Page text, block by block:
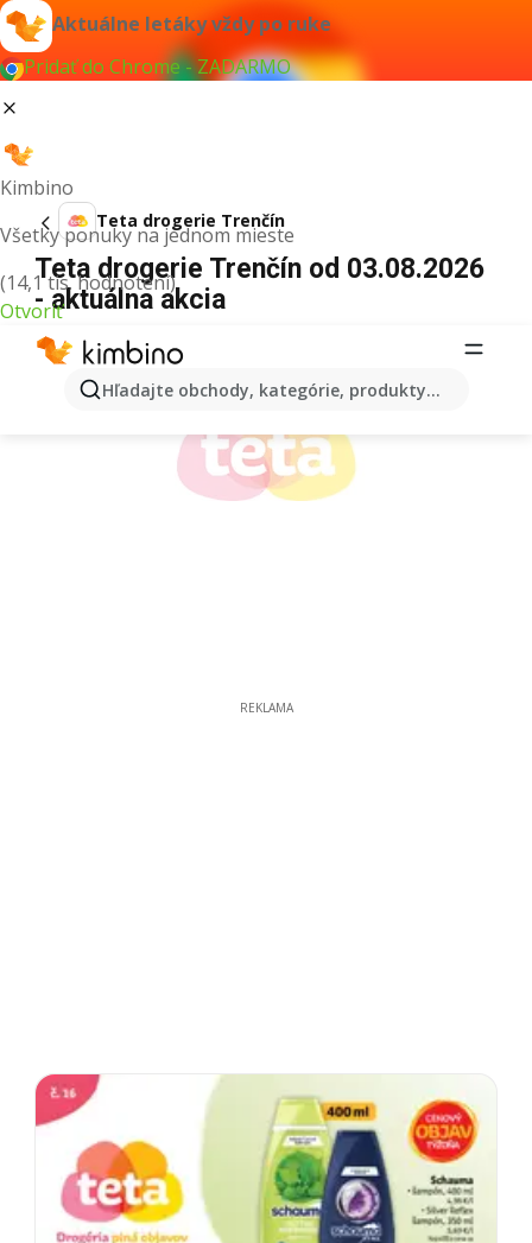
Aktuálne letáky vždy po ruke
Pridať do Chrome - ZADARMO
Kimbino
Všetky ponuky na jednom mieste
(14,1 tis. hodnotení)
Otvoriť
Hľadajte obchody, kategórie, produkty...
Teta drogerie Trenčín
Teta drogerie Trenčín od 03.08.2026
- aktuálna akcia
REKLAMA